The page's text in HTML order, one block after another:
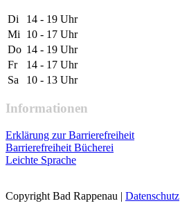
Di
14 - 19 Uhr
Mi
10 - 17 Uhr
Do 14 - 19 Uhr
Fr
14 - 17 Uhr
Sa
10 - 13 Uhr
Informationen
Erklärung zur Barrierefreiheit
Barrierefreiheit Bücherei
Leichte Sprache
Copyright Bad Rappenau | Datenschutz